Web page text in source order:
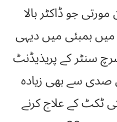
جو ڈاکٹر بالا
میں بمبئی میں دیہی
سنٹر کے پریذیڈنٹ
صدی سے بھی زیادہ
ٹکٹ کے علاج کرنے